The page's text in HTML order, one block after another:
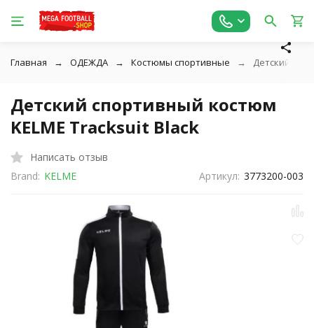
Главная ОДЕЖДА Костюмы спортивные Детский
Детский спортивный костюм
KELME Tracksuit Black
Написать отзыв
Brand: KELME Артикул: 3773200-003